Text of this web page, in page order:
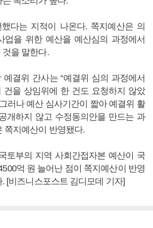
다는 지적이 나온다. 쪽지예산은 의
업을 위한 예산을 예산심의 과정에서
을 말한다.
예결위 간사는 “예결위 심의 과정에서
건을 상임위에 한 건도 요청하지 않았
러나 예산 심사기간이 짧아 예결위 활
개하지 않고 수정동의안을 만드는 과
쪽지예산이 반영됐다.
토부의 지역 사회간접자본 예산이 국
억 원 늘어난 점이 쪽지예산이 반영
[비즈니스포스트 김디모데 기자]